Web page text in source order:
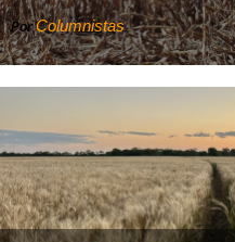
PorColumnistas